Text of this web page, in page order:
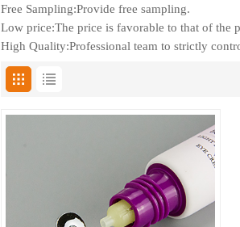
Free Sampling:Provide free sampling.
Low price:The price is favorable to that of the
High Quality:Professional team to strictly